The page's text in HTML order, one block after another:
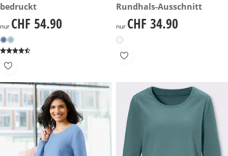
bedruckt
CHF 54.90
nur CHF 54.90
Rundhals-Ausschnitt
CHF 34.90
nur CHF 34.90